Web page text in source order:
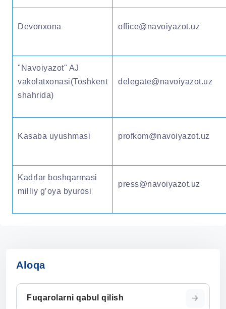
Devonxona office@navoiyazot.uz
"Navoiyazot" AJ
vakolatxonasi(Toshkent
shahrida)
delegate@navoiyazot.uz
Kasaba uyushmasi profkom@navoiyazot.uz
Kadrlar boshqarmasi
milliy g’oya byurosi
press@navoiyazot.uz
Aloqa
Fuqarolarni qabul qilish